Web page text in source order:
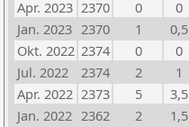
Apr. 2023 2370 0
0
Jan. 2023 2370 1
0,5
Okt. 2022 2374 0
0
Jul. 2022
2374 2
1
Apr. 2022 2373 5
3,5
Jan. 2022 2362 2
1,5